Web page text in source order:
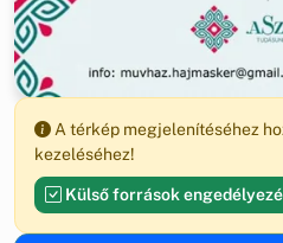
A térkép megjelenítéséhez
kezeléséhez!
Külső források